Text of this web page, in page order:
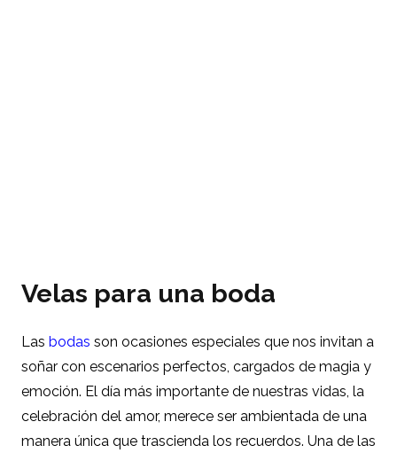
Velas para una boda
Las bodas son ocasiones especiales que nos invitan a
soñar con escenarios perfectos, cargados de magia y
emoción. El día más importante de nuestras vidas, la
celebración del amor, merece ser ambientada de una
manera única que trascienda los recuerdos. Una de las